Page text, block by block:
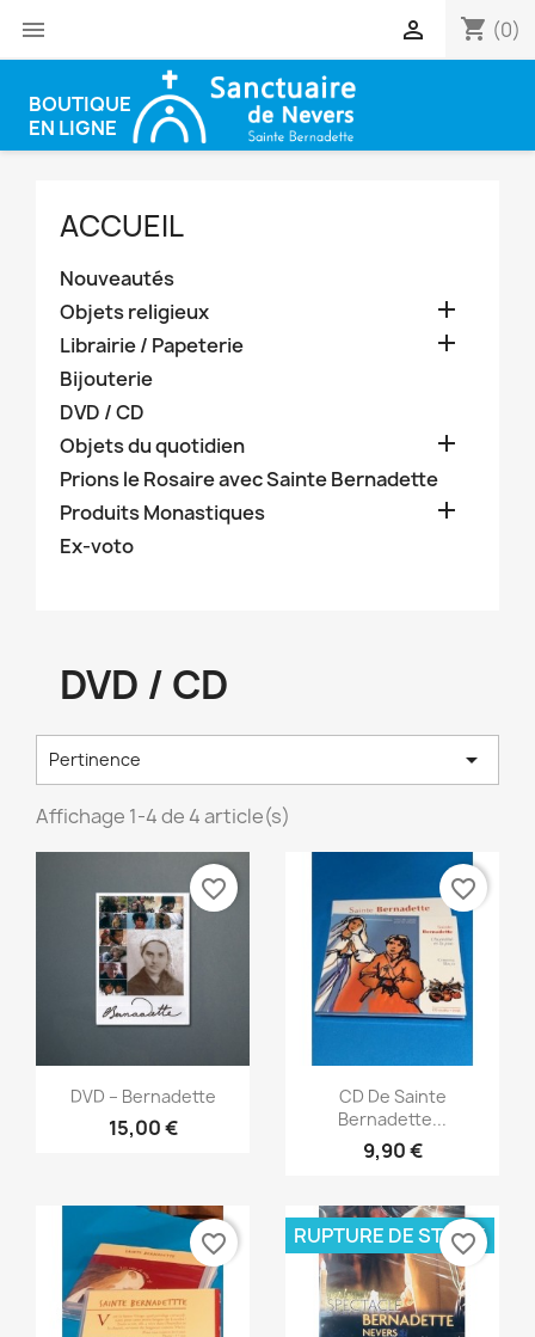
 shopping_cart (0)

BOUTIQUE
EN LIGNE
ACCUEIL
Nouveautés
Objets religieux

Librairie / Papeterie 
Bijouterie
DVD / CD
Objets du quotidien

Prions le Rosaire avec Sainte Bernadette
Produits Monastiques

Ex-voto
DVD / CD
Pertinence 
Affichage 1-4 de 4 article(s)
Aperçu rapide
DVD – Bernadette
15,00 €
favorite_border
Aperçu rapide
CD De Sainte
Bernadette...
9,90 €
favorite_border
favorite_border RUPTURE DE STOCK
favorite_border